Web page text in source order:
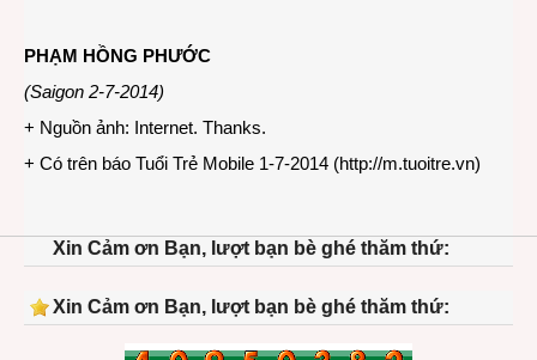
PHẠM HỒNG PHƯỚC
(Saigon 2-7-2014)
+ Nguồn ảnh: Internet. Thanks.
+ Có trên báo Tuổi Trẻ Mobile 1-7-2014 (http://m.tuoitre.vn)
Xin Cảm ơn Bạn, lượt bạn bè ghé thăm thứ:
Xin Cảm ơn Bạn, lượt bạn bè ghé thăm thứ: